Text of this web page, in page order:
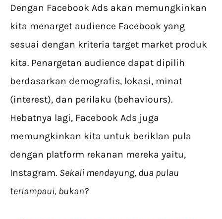
Dengan Facebook Ads akan memungkinkan
kita menarget audience Facebook yang
sesuai dengan kriteria target market produk
kita. Penargetan audience dapat dipilih
berdasarkan demografis, lokasi, minat
(interest), dan perilaku (behaviours).
Hebatnya lagi, Facebook Ads juga
memungkinkan kita untuk beriklan pula
dengan platform rekanan mereka yaitu,
Instagram. Sekali mendayung, dua pulau
terlampaui, bukan?